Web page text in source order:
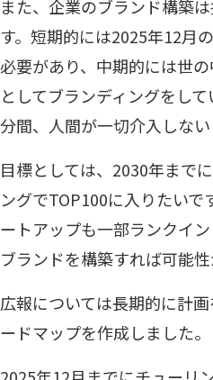
また、企業のブランド構築
す。短期的には2025年12月
必要があり、中期的には世
としてブランディングをし
分間、人間が一切介入しな
目標としては、2030年まで
ングでTOP100に入りたい
ートアップも一部ランクイ
ブランドを構築すれば可能性
広報については長期的に計
ードマップを作成しました。